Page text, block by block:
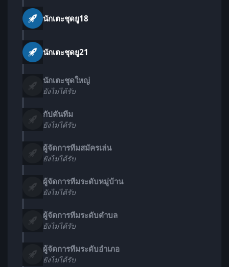
นักเตะชุดยู18
นักเตะชุดยู21
นักเตะชุดใหญ่
ยังไม่ได้รับ
กัปตันทีม
ยังไม่ได้รับ
ผู้จัดการทีมสมัครเล่น
ยังไม่ได้รับ
ผู้จัดการทีมระดับหมู่บ้าน
ยังไม่ได้รับ
ผู้จัดการทีมระดับตำบล
ยังไม่ได้รับ
ผู้จัดการทีมระดับอำเภอ
ยังไม่ได้รับ